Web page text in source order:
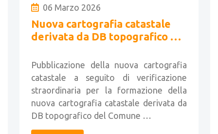
06 Marzo 2026
Nuova cartografia catastale
derivata da DB topografico del
Pubblicazione della nuova cartografia
catastale a seguito di verificazione
straordinaria per la formazione della
nuova cartografia catastale derivata da
DB topografico del Comune …